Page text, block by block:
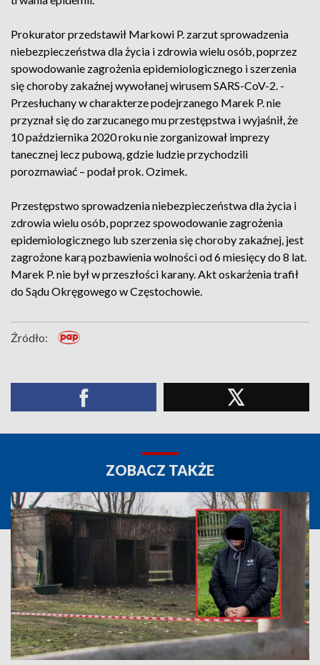
Prokurator przedstawił Markowi P. zarzut sprowadzenia
niebezpieczeństwa dla życia i zdrowia wielu osób, poprzez
spowodowanie zagrożenia epidemiologicznego i szerzenia
się choroby zakaźnej wywołanej wirusem SARS-CoV-2. -
Przesłuchany w charakterze podejrzanego Marek P. nie
przyznał się do zarzucanego mu przestępstwa i wyjaśnił, że
10 października 2020 roku nie zorganizował imprezy
tanecznej lecz pubową, gdzie ludzie przychodzili
porozmawiać – podał prok. Ozimek.
Przestępstwo sprowadzenia niebezpieczeństwa dla życia i
zdrowia wielu osób, poprzez spowodowanie zagrożenia
epidemiologicznego lub szerzenia się choroby zakaźnej, jest
zagrożone karą pozbawienia wolności od 6 miesięcy do 8 lat.
Marek P. nie był w przeszłości karany. Akt oskarżenia trafił
do Sądu Okręgowego w Częstochowie.
Źródło:
ZOBACZ TAKŻE